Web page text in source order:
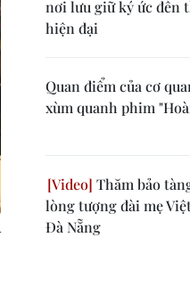
nơi lưu giữ ký ức đến
hiện đại
Quan điểm của cơ
xùm quanh phim
Thăm bảo
lòng tượng đài mẹ
Đà Nẵng